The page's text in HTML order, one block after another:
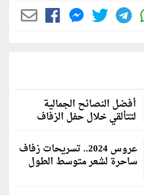
أفضل النصائح الجمالية
لتتألقي خلال حفل الزفاف
عروس 2024.. تسريحات زفاف
ساحرة لشعر متوسط الطول